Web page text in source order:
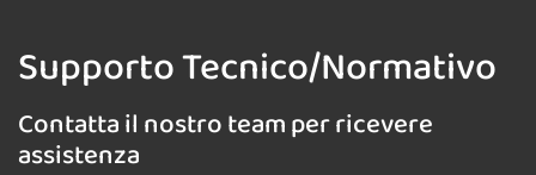
Supporto Tecnico/Normativo
Contatta il nostro team per ricevere
assistenza